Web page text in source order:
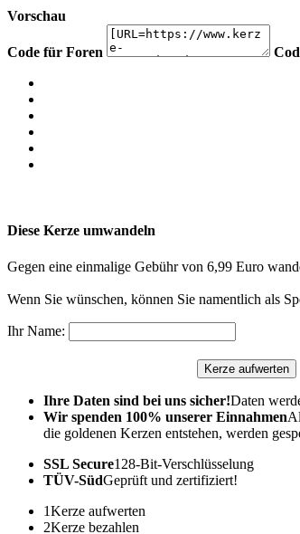
Vorschau
Code für Foren
Diese Kerze umwandeln
Gegen eine einmalige Gebühr von 6,99 Euro
Wenn Sie wünschen, können Sie namentlich als
Ihr Name:
Ihre Daten sind bei uns sicher!Daten
Wir spenden 100% unserer Einnahmen
die goldenen Kerzen entstehen, werden
SSL Secure128-Bit-Verschlüsselung
TÜV-SüdGeprüft und zertifiziert!
1Kerze aufwerten
2Kerze bezahlen